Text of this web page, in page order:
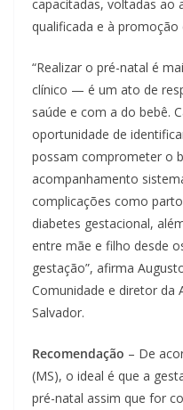
capacitadas, voltadas ao
qualificada e à promoção
“Realizar o pré-natal é
clínico — é um ato de
saúde e com a do bebê.
oportunidade de
possam comprometer o
acompanhamento
complicações como
diabetes gestacional,
entre mãe e filho desde
gestação”, afirma
Comunidade e diretor da
Salvador.
Recomendação – De
(MS), o ideal é que a
pré-natal assim que for